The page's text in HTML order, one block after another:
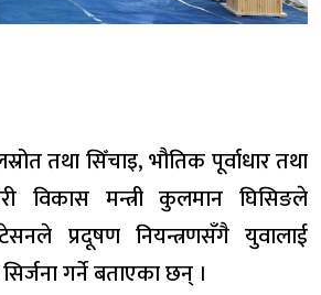
तथा सिँचाइ, भौतिक पूर्वाधार तथा
विकास मन्त्री कुलमान घिसिङले
प्रदूषण नियन्त्रणसँगै युवालाई
गर्ने बताएका छन् ।